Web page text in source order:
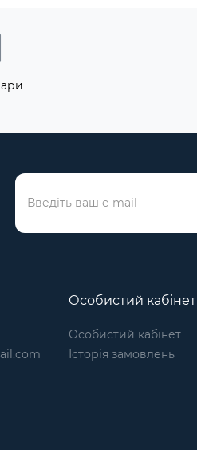
Особистий кабінет
Особистий кабінет
Історія замовлень